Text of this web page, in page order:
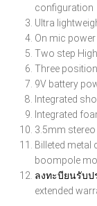
configuration
Ultra
On mic
Two step
Three
9V battery
Integrated
Integrated
3.5mm
Billeted
boompole
ลงทะบียนรับป
extended